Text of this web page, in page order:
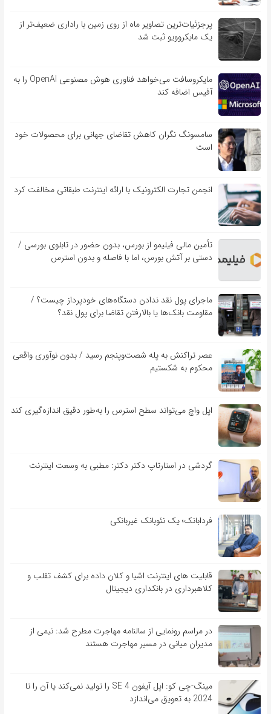
پرجزئیات‌ترین تصاویر ماه از روی زمین با راداری ضعیف‌تر از
یک مایکروویو ثبت شد
مایکروسافت می‌خواهد فناوری هوش مصنوعی OpenAI را به
آفیس اضافه کند
سامسونگ نگران کاهش تقاضای جهانی برای محصولات خود
است
انجمن تجارت الکترونیک با ارائه اینترنت طبقاتی مخالفت کرد
تأمین مالی فیلیمو از بورس، بدون حضور در تابلوی بورسی /
دستی بر آتش بورس، اما با فاصله و بدون استرس
ماجرای پول نقد ندادن دستگاه‌های خودپرداز چیست؟ /
مقاومت بانک‌ها یا بالارفتن تقاضا برای پول نقد؟
عصر تراکنش به پله شصت‌وپنجم رسید / بدون نوآوری واقعی
محکوم به شکستیم
اپل واچ می‌تواند سطح استرس را به‌طور دقیق اندازه‌گیری کند
گردشی در استارتاپ دکتر دکتر: مطبی به وسعت اینترنت
فردابانک؛ یک نئوبانک غیربانکی
قابلیت ‏های اینترنت اشیا و کلان‏ داده برای کشف تقلب و
کلاهبرداری در بانکداری دیجیتال
در مراسم رونمایی از سالنامه مهاجرت مطرح شد: نیمی از
مدیران میانی در مسیر مهاجرت هستند
مینگ-چی کو: اپل آیفون SE 4 را تولید نمی‌کند یا آن را تا
2024 به تعویق می‌اندازد